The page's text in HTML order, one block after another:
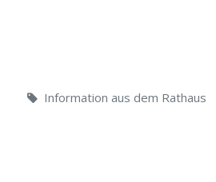
Information aus dem Rathaus